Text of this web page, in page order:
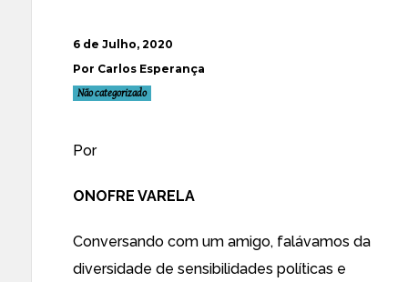
6 de Julho, 2020
Por Carlos Esperança
Não categorizado
Por
ONOFRE VARELA
Conversando com um amigo, falávamos da
diversidade de sensibilidades políticas e